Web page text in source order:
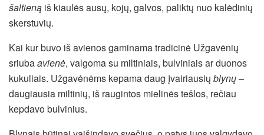
šaltieną iš kiaulės ausų, kojų, galvos, paliktų nuo kalėdinių
skerstuvių.
Kai kur buvo iš avienos gaminama tradicinė Užgavėnių
sriubaavienė, valgoma su miltiniais, bulviniais ar duonos
kukuliais. Užgavėnėms kepama daug įvairiausių blynų–
daugiausia miltinių, iš raugintos mielinės tešlos, rečiau
kepdavo bulvinius.